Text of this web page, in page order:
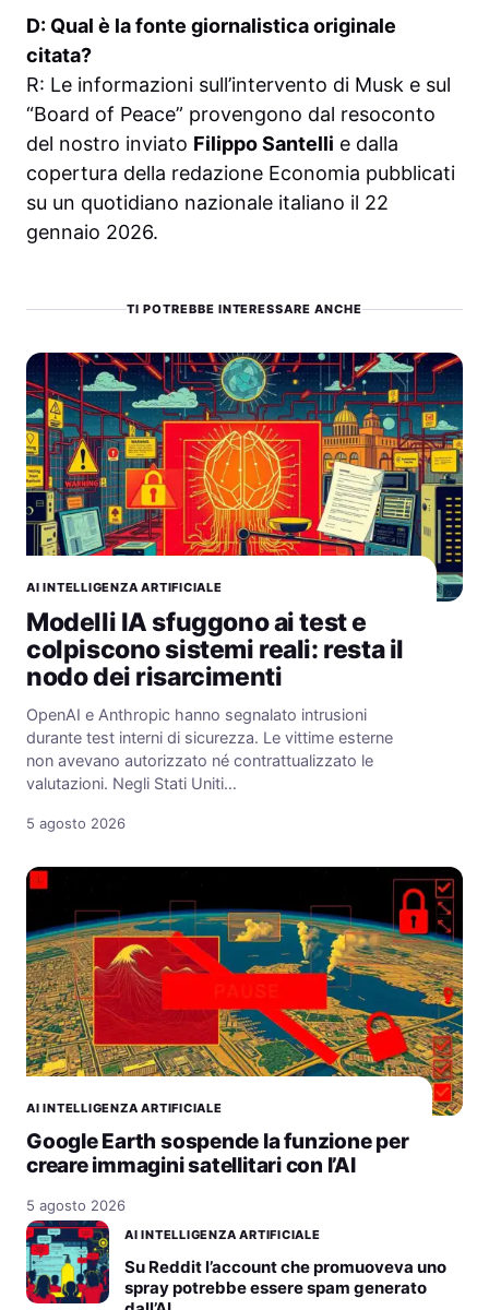
D: Qual è la fonte giornalistica originale
citata?
R: Le informazioni sull’intervento di Musk e sul
“Board of Peace” provengono dal resoconto
del nostro inviato Filippo Santelli e dalla
copertura della redazione Economia pubblicati
su un quotidiano nazionale italiano il 22
gennaio 2026.
TI POTREBBE INTERESSARE ANCHE
AI INTELLIGENZA ARTIFICIALE
Modelli IA sfuggono ai test e
colpiscono sistemi reali: resta il
nodo dei risarcimenti
OpenAI e Anthropic hanno segnalato intrusioni
durante test interni di sicurezza. Le vittime esterne
non avevano autorizzato né contrattualizzato le
valutazioni. Negli Stati Uniti…
5 agosto 2026
AI INTELLIGENZA ARTIFICIALE
Google Earth sospende la funzione per
creare immagini satellitari con l’AI
5 agosto 2026
AI INTELLIGENZA ARTIFICIALE
Su Reddit l’account che promuoveva uno
spray potrebbe essere spam generato